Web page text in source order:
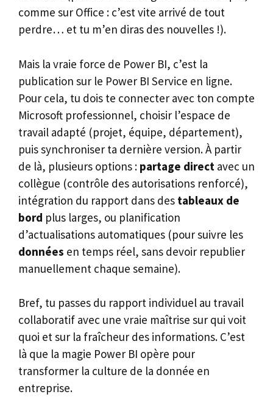
comme sur Office : c’est vite arrivé de tout
perdre… et tu m’en diras des nouvelles !).
Mais la vraie force de Power BI, c’est la
publication sur le Power BI Service en ligne.
Pour cela, tu dois te connecter avec ton compte
Microsoft professionnel, choisir l’espace de
travail adapté (projet, équipe, département),
puis synchroniser ta dernière version. À partir
de là, plusieurs options : partage direct avec un
collègue (contrôle des autorisations renforcé),
intégration du rapport dans des tableaux de
bord plus larges, ou planification
d’actualisations automatiques (pour suivre les
données en temps réel, sans devoir republier
manuellement chaque semaine).
Bref, tu passes du rapport individuel au travail
collaboratif avec une vraie maîtrise sur qui voit
quoi et sur la fraîcheur des informations. C’est
là que la magie Power BI opère pour
transformer la culture de la donnée en
entreprise.